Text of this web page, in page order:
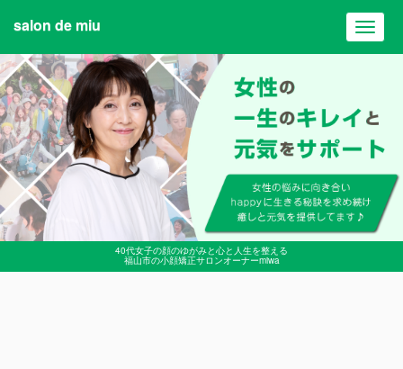
40代女子の顔のゆがみと心と人生を整える
福山市の小顔矯正サロンオーナーmiwa
salon de miu